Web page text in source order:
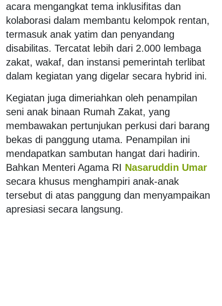
acara mengangkat tema inklusifitas dan
kolaborasi dalam membantu kelompok rentan,
termasuk anak yatim dan penyandang
disabilitas. Tercatat lebih dari 2.000 lembaga
zakat, wakaf, dan instansi pemerintah terlibat
dalam kegiatan yang digelar secara hybrid ini.
Kegiatan juga dimeriahkan oleh penampilan
seni anak binaan Rumah Zakat, yang
membawakan pertunjukan perkusi dari barang
bekas di panggung utama. Penampilan ini
mendapatkan sambutan hangat dari hadirin.
Bahkan Menteri Agama RI Nasaruddin Umar
secara khusus menghampiri anak-anak
tersebut di atas panggung dan menyampaikan
apresiasi secara langsung.